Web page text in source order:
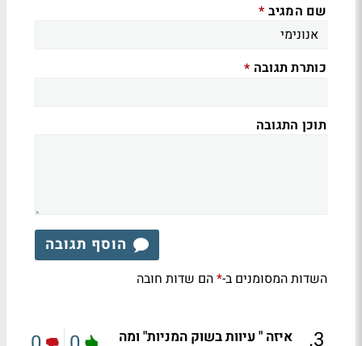
שם המגיב *
כותרת תגובה *
תוכן התגובה
הוסף תגובה
השדות המסומנים ב-*הם שדות חובה
3
.
איזה " עיוות בשוק המניות" ומה